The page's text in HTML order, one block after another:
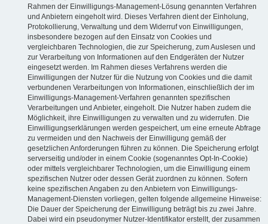
Rahmen der Einwilligungs-Management-Lösung genannten Verfahren
und Anbietern eingeholt wird. Dieses Verfahren dient der Einholung,
Protokollierung, Verwaltung und dem Widerruf von Einwilligungen,
insbesondere bezogen auf den Einsatz von Cookies und
vergleichbaren Technologien, die zur Speicherung, zum Auslesen und
zur Verarbeitung von Informationen auf den Endgeräten der Nutzer
eingesetzt werden. Im Rahmen dieses Verfahrens werden die
Einwilligungen der Nutzer für die Nutzung von Cookies und die damit
verbundenen Verarbeitungen von Informationen, einschließlich der im
Einwilligungs-Management-Verfahren genannten spezifischen
Verarbeitungen und Anbieter, eingeholt. Die Nutzer haben zudem die
Möglichkeit, ihre Einwilligungen zu verwalten und zu widerrufen. Die
Einwilligungserklärungen werden gespeichert, um eine erneute Abfrage
zu vermeiden und den Nachweis der Einwilligung gemäß der
gesetzlichen Anforderungen führen zu können. Die Speicherung erfolgt
serverseitig und/oder in einem Cookie (sogenanntes Opt-In-Cookie)
oder mittels vergleichbarer Technologien, um die Einwilligung einem
spezifischen Nutzer oder dessen Gerät zuordnen zu können. Sofern
keine spezifischen Angaben zu den Anbietern von Einwilligungs-
Management-Diensten vorliegen, gelten folgende allgemeine Hinweise:
Die Dauer der Speicherung der Einwilligung beträgt bis zu zwei Jahre.
Dabei wird ein pseudonymer Nutzer-Identifikator erstellt, der zusammen